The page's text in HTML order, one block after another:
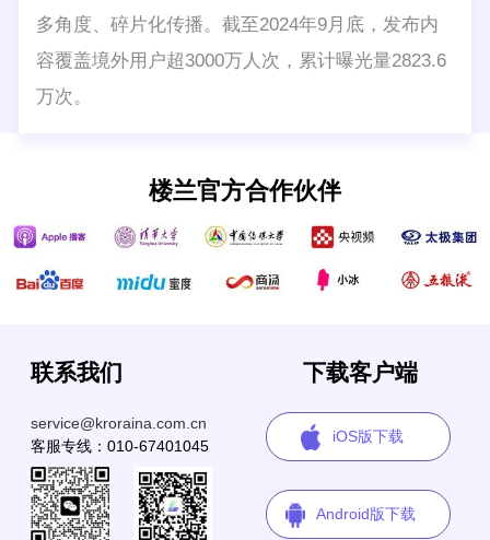
多角度、碎片化传播。截至2024年9月底，发布内
容覆盖境外用户超3000万人次，累计曝光量2823.6
万次。
楼兰官方合作伙伴
联系我们
service@kroraina.com.cn
客服专线：010-67401045
下载客户端
iOS版下载
Android版下载